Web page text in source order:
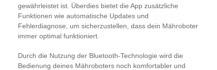
gewährleistet ist. Überdies bietet die App zusätzliche
Funktionen wie automatische Updates und
Fehlerdiagnose, um sicherzustellen, dass dein Mähroboter
immer optimal funktioniert.
Durch die Nutzung der Bluetooth-Technologie wird die
Bedienung deines Mähroboters noch komfortabler und